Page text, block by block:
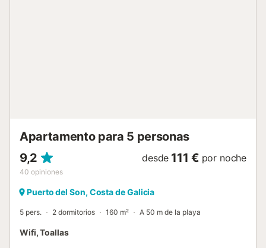
Apartamento para 5 personas
9,2
40 opiniones
desde 111 € por noche
Puerto del Son, Costa de Galicia
5 pers. 2 dormitorios 160 m² A 50 m de la playa
Wifi, Toallas